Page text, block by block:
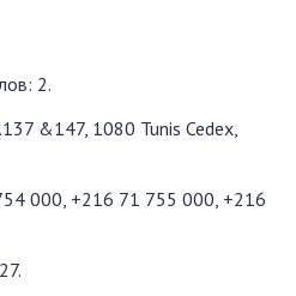
2.
&147, 1080 Tunis Cedex,
000, +216 71 755 000, +216